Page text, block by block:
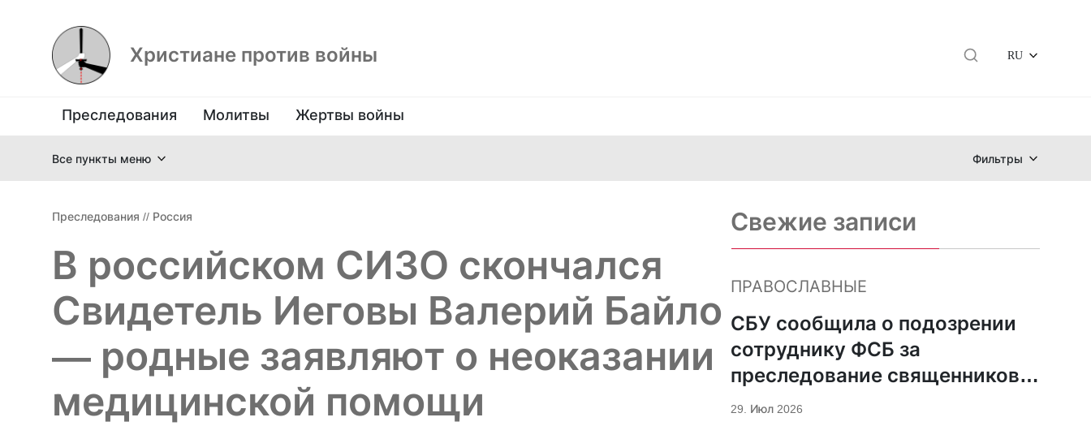
Христиане против войны RU
Преследования Молитвы Жертвы войны
Все пункты меню Фильтры
Преследования // Россия
В российском СИЗО скончался
Свидетель Иеговы Валерий Байло
— родные заявляют о неоказании
медицинской помощи
Свежие записи
ПРАВОСЛАВНЫЕ
СБУ сообщила о подозрении
сотруднику ФСБ за
преследование священников
ПЦУ
29. Июл 2026